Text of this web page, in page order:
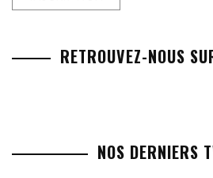
RETROUVEZ-NOUS
NOS DERNIERS